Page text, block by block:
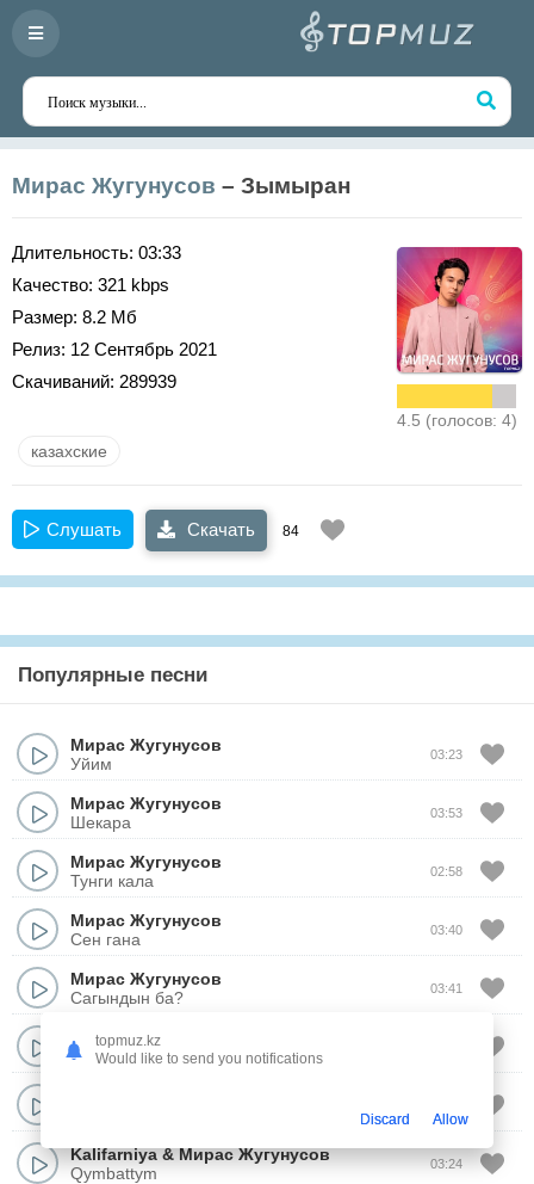
Мирас Жугунусов – Зымыран
Длительность: 03:33
Качество: 321 kbps
Размер: 8.2 Мб
Релиз: 12 Сентябрь 2021
Скачиваний: 289939
4.5 (голосов: 4)
казахские
Слушать Скачать 84
Популярные песни
Мирас Жугунусов
Уйим
03:23
Мирас Жугунусов
Шекара
03:53
Мирас Жугунусов
Тунги кала
02:58
Мирас Жугунусов
Сен гана
03:40
Мирас Жугунусов
Сагындын ба?
03:41
Yenlik&Мирас Жугунусов
JOL
Kalifarniya&Мирас Жугунусов
Qymbattym
03:24
topmuz.kz
Would like to send you notifications
Discard Allow